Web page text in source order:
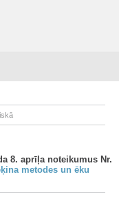
8. aprīļa noteikumus Nr.
metodes un ēku